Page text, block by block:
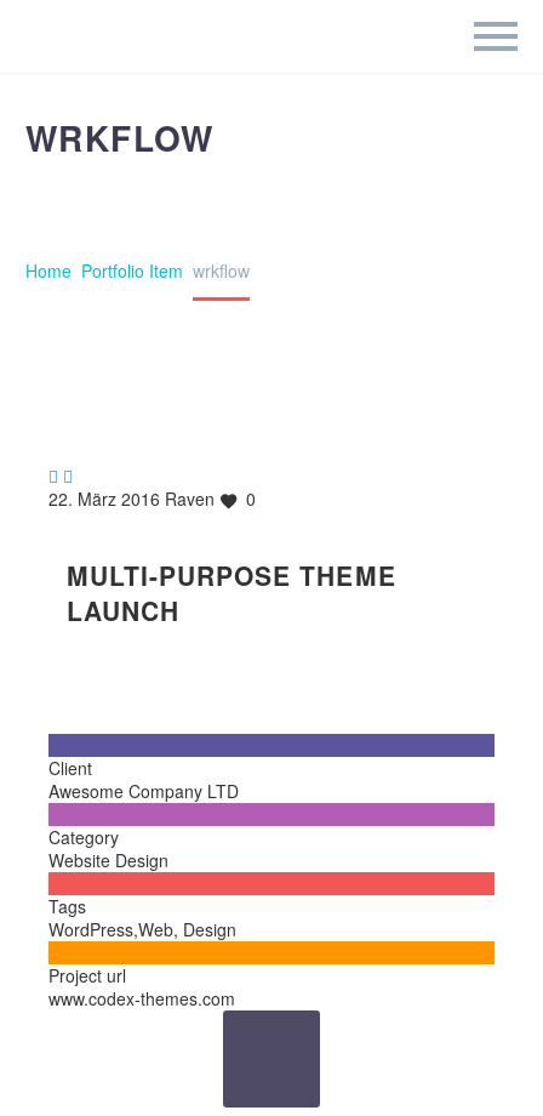
WRKFLOW
Home Portfolio Item wrkflow
 
22. März 2016 Raven 0
MULTI-PURPOSE THEME
LAUNCH
Client
Awesome Company LTD
Category
Website Design
Tags
WordPress,Web, Design
Project url
www.codex-themes.com